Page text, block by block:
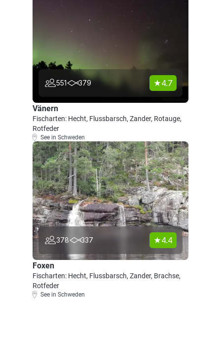
551 379 4.7
Vänern
Fischarten: Hecht, Flussbarsch, Zander, Rotauge,
Rotfeder
See in Schweden
378 337 4.4
Foxen
Fischarten: Hecht, Flussbarsch, Zander, Brachse,
Rotfeder
See in Schweden